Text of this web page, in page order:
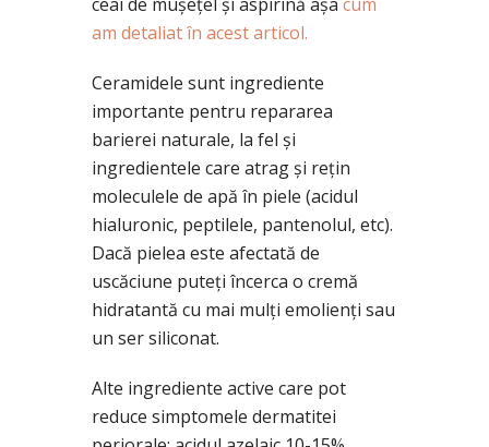
am detaliat în acest articol.
Ceramidele sunt ingrediente
importante pentru repararea
barierei naturale, la fel și
ingredientele care atrag și rețin
moleculele de apă în piele (acidul
hialuronic, peptilele, pantenolul, etc).
Dacă pielea este afectată de
uscăciune puteți încerca o cremă
hidratantă cu mai mulți emolienți sau
un ser siliconat.
Alte ingrediente active care pot
reduce simptomele dermatitei